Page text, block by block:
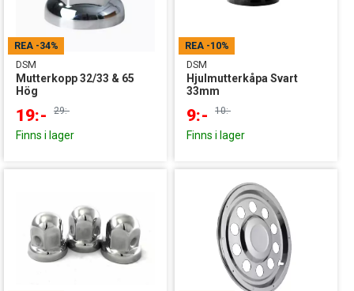
REA -34%
DSM
Mutterkopp 32/33 & 65
Hög
19:- 29:-
Finns i lager
REA -10%
DSM
Hjulmutterkåpa Svart
33mm
9:- 10:-
Finns i lager